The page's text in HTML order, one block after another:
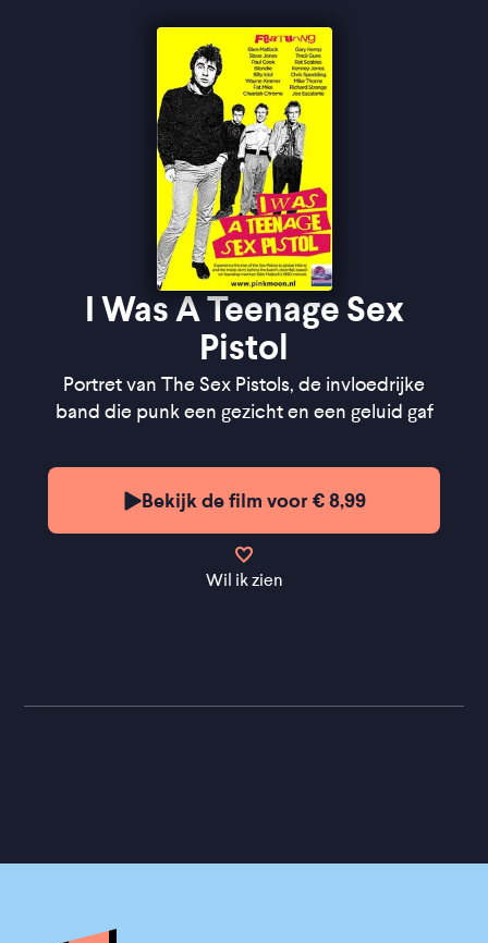
I Was A Teenage Sex
Pistol
Portret van The Sex Pistols, de invloedrijke
band die punk een gezicht en een geluid gaf
Bekijk de film voor € 8,99
Wil ik zien